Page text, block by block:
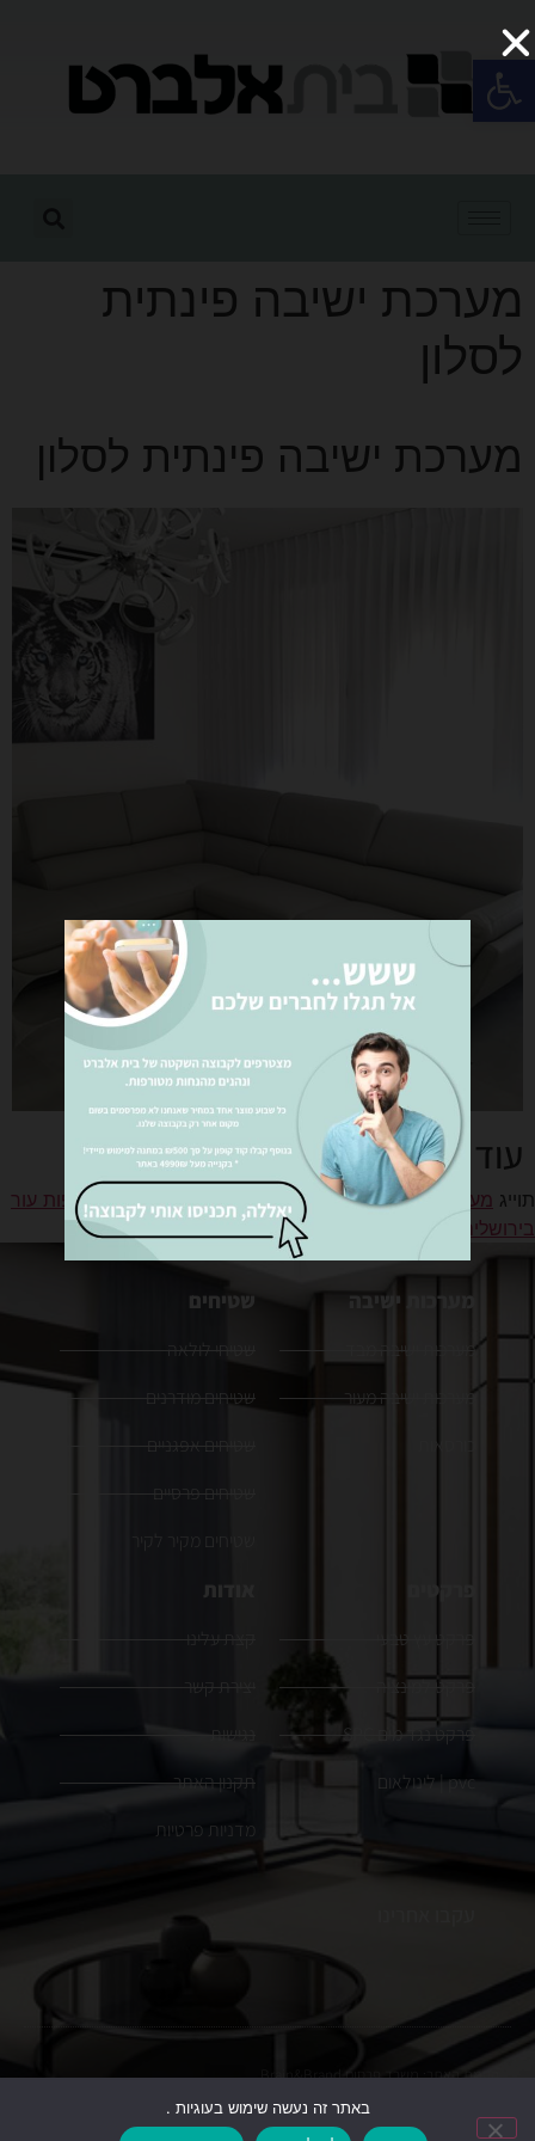
פתח סרגל נגישות
מערכת ישיבה פינתית
לסלון
מערכת ישיבה פינתית לסלון
עוד עבודות
תוייג מערכות ישיבה בירושלים, מערכות ישיבה מאיטליה ,ספות עור
בירושלים
מערכות ישיבה
מערכות ישיבה מבד
מערכות ישיבה מעור
כורסאות
שטיחים
שטיחי לולאה
שטיחים מודרנים
שטיחים אפגניים
שטיחים פרסיים
שטיחים מקיר לקיר
פרקטים
פרקט עץ טבעי
פרקט למינציה
פרקט נגד מים SPC
pvc | לינולאום
אודות
קצת עלינו
יצירת קשר
נגישות
תקנון האתר
מדניות פרטיות
הקמת האתר:משרד פרסוםBrain&Brand
באתר זה נעשה שימוש בעוגיות .